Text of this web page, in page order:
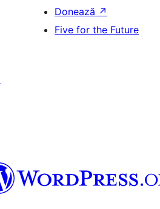
Donează ↗
Five for the Future